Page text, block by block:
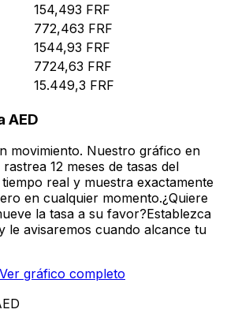
154,493 FRF
772,463 FRF
1544,93 FRF
7724,63 FRF
15.449,3 FRF
AED
movimiento. Nuestro gráfico en
12 meses de tasas del
real y muestra exactamente
en cualquier momento.¿Quiere
la tasa a su favor?Establezca
le avisaremos cuando alcance tu
Ver gráfico completo